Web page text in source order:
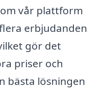
vår plattform
erbjudanden
gör det
priser och
bästa lösningen